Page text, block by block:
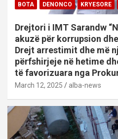
BOTA DENONCO KRYESORE
Drejtori i IMT Sarandw
akuzë për korrupsion
Drejt arrestimit dhe më
përfshirjeje në hetime
të favorizuara nga
March 12, 2025 alba-news